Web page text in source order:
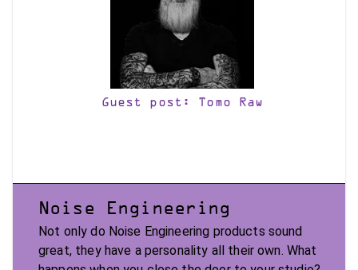
Guest post: Tomo Raw
Noise Engineering
Not only do Noise Engineering products sound
great, they have a personality all their own. What